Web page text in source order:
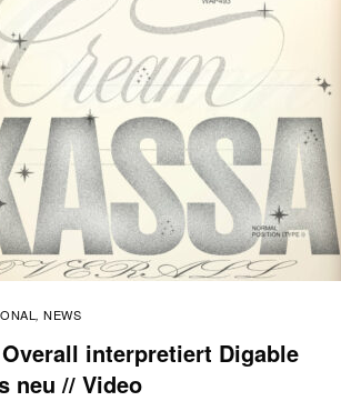
,NEWS
interpretiert Digable
neu // Video